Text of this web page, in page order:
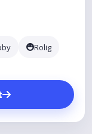
Rolig